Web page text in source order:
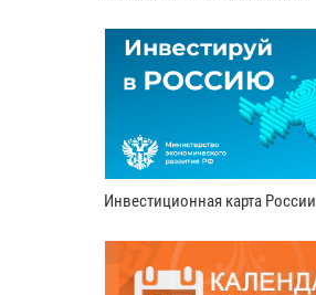
Инвестиционная карта России